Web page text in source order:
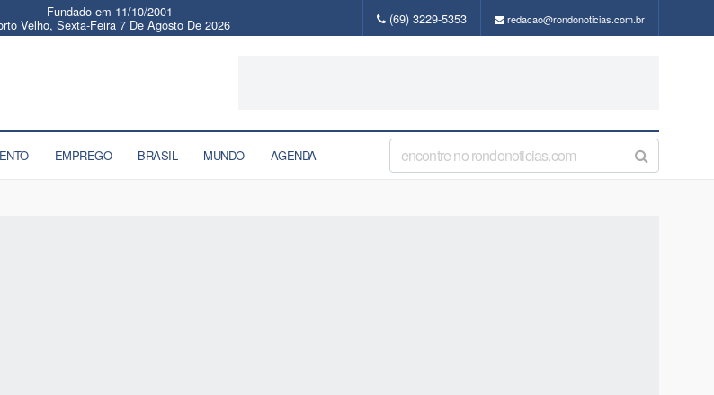
Fundado em 11/10/2001
Velho, Sexta-Feira 7 De Agosto De 2026 (69) 3229-5353 redacao@rondonoticias.com.br
EMPREGO BRASIL MUNDO AGENDA